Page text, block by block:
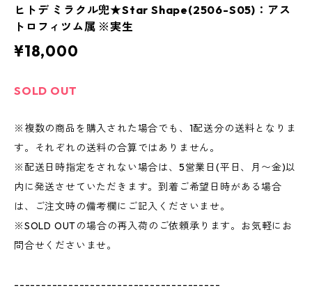
ヒトデ ミラクル兜★Star Shape(2506-S05)：アス
トロフィツム属 ※実生
¥18,000
SOLD OUT
※複数の商品を購入された場合でも、1配送分の送料となりま
す。それぞれの送料の合算ではありません。
※配送日時指定をされない場合は、5営業日(平日、月〜金)以
内に発送させていただきます。到着ご希望日時がある場合
は、ご注文時の備考欄にご記入くださいませ。
※SOLD OUTの場合の再入荷のご依頼承ります。お気軽にお
問合せくださいませ。
--------------------------------------